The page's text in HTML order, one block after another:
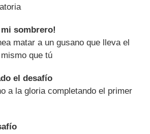
mi sombrero!
matar a un gusano que lleva el
que tú
el desafío
a la gloria completando el primer